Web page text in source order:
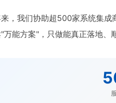
，我们协助超500家系统集
万能方案"，只做能真正落地、